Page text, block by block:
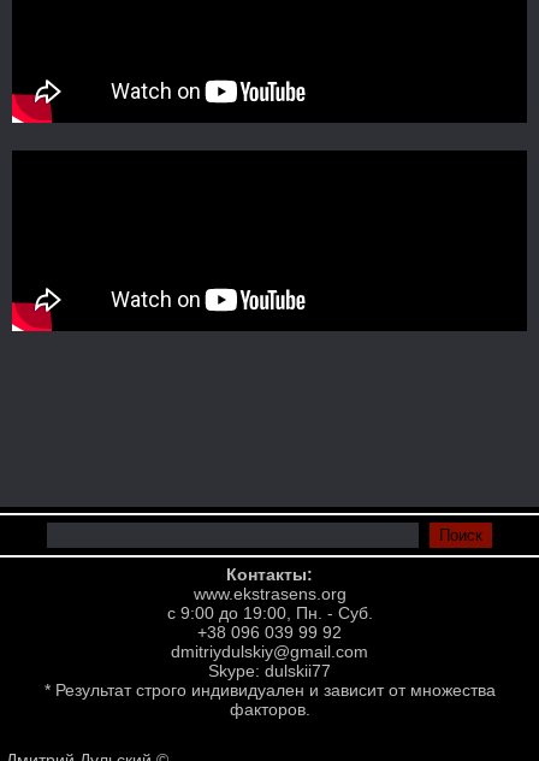
Контакты:
www.ekstrasens.org
с 9:00 до 19:00, Пн. - Суб.
+38 096 039 99 92
dmitriydulskiy@gmail.com
Skype: dulskii77
* Результат строго индивидуален и зависит от множества
факторов.